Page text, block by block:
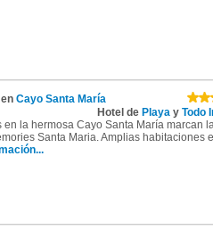
Cayo Santa María
Hotel de Playay Todo
la hermosa Cayo Santa María marcan
Santa Maria. Amplias habitaciones